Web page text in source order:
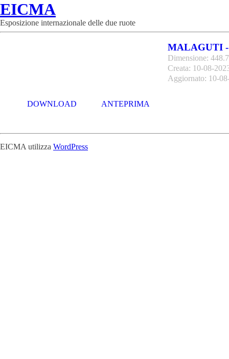
EICMA
Esposizione internazionale delle due ruote
MALAGUTI -
Dimensione:
Creata: 10-08-
Aggiornato: 10-
DOWNLOAD ANTEPRIMA
EICMA utilizza WordPress